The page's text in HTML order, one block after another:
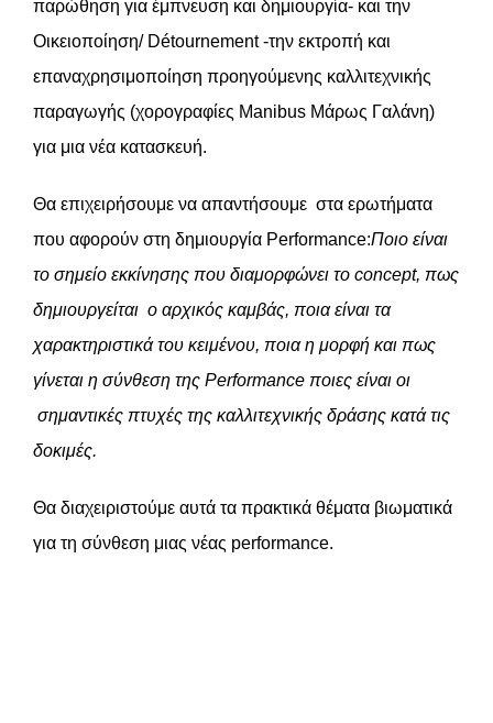
παρώθηση για έμπνευση και δημιουργία- και την
Οικειοποίηση/ Détournement -την εκτροπή και
επαναχρησιμοποίηση προηγούμενης καλλιτεχνικής
παραγωγής (χορογραφίες Manibus Μάρως Γαλάνη)
για μια νέα κατασκευή.
Θα επιχειρήσουμε να απαντήσουμε στα ερωτήματα
που αφορούν στη δημιουργία Performance:Ποιο είναι
το σημείο εκκίνησης που διαμορφώνει το concept, πως
δημιουργείται ο αρχικός καμβάς, ποια είναι τα
χαρακτηριστικά του κειμένου, ποια η μορφή και πως
γίνεται η σύνθεση της Performance ποιες είναι οι
σημαντικές πτυχές της καλλιτεχνικής δράσης κατά τις
δοκιμές.
Θα διαχειριστούμε αυτά τα πρακτικά θέματα βιωματικά
για τη σύνθεση μιας νέας performance.